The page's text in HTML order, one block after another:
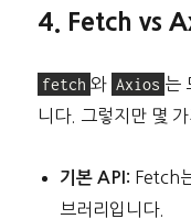
4. Fetch vs
fetch 와 Axios 는
니다. 그렇지만 몇
기본 API: Fetch
브러리입니다.